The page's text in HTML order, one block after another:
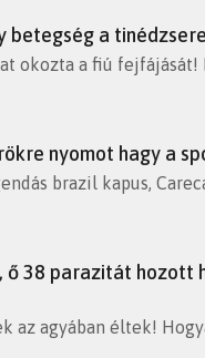
a
okozta a fiú
nyomot hagy a
brazil kapus,
38 parazitát hozott
az agyában éltek!